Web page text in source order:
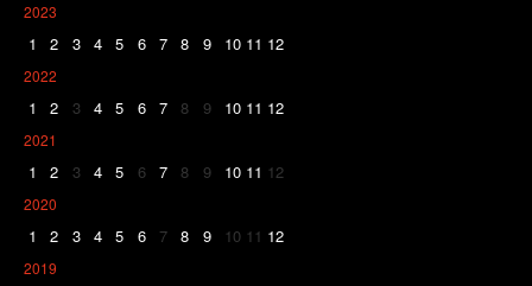
2023
1 2 3 4 5 6 7 8 9 10 11 12
2022
1 2 3 4 5 6 7 8 9 10 11 12
2021
1 2 3 4 5 6 7 8 9 10 11 12
2020
1 2 3 4 5 6 7 8 9 10 11 12
2019